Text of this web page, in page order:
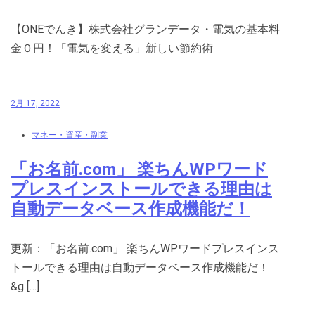
【ONEでんき】株式会社グランデータ・電気の基本料
金０円！「電気を変える」新しい節約術
2月 17, 2022
マネー・資産・副業
「お名前.com」 楽ちんWPワード
プレスインストールできる理由は
自動データベース作成機能だ！
更新：「お名前.com」 楽ちんWPワードプレスインス
トールできる理由は自動データベース作成機能だ！
&g […]